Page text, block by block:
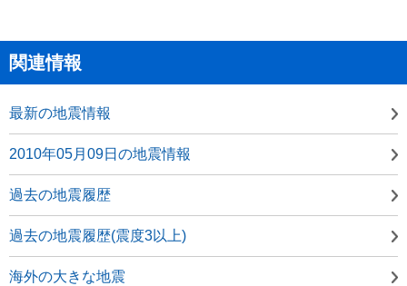
関連情報
最新の地震情報
2010年05月09日の地震情報
過去の地震履歴
過去の地震履歴(震度3以上)
海外の大きな地震